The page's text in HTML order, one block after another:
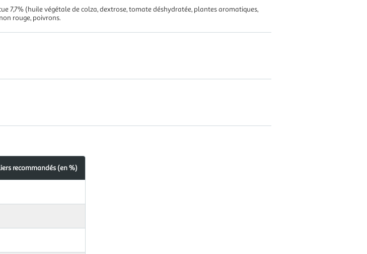
7,7% (huile végétale de colza, dextrose, tomate déshydratée, plantes aromatiques,
rouge, poivrons.
recommandés (en %)